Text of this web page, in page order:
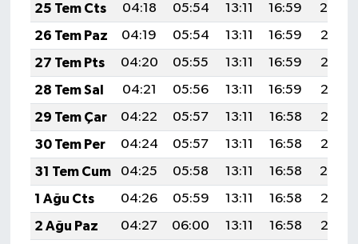
25 Tem Cts
04:18 05:54 13:11 16:59
20:19
26 Tem Paz
04:19 05:54 13:11 16:59
20:18
27 Tem Pts
04:20 05:55 13:11 16:59
20:17
28 Tem Sal
04:21 05:56 13:11 16:59
20:16
29 Tem Çar
04:22 05:57 13:11 16:58
20:15
30 Tem Per
04:24 05:57 13:11 16:58
20:15
31 Tem Cum
04:25 05:58 13:11 16:58
20:14
1 Ağu Cts
04:26 05:59 13:11 16:58
20:13
2 Ağu Paz
04:27 06:00 13:11 16:58
20:12